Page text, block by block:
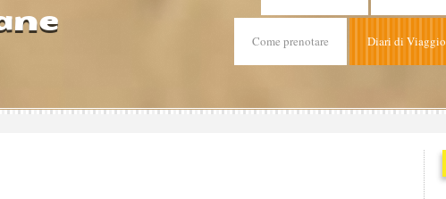
Come prenotare Diari di Viaggio